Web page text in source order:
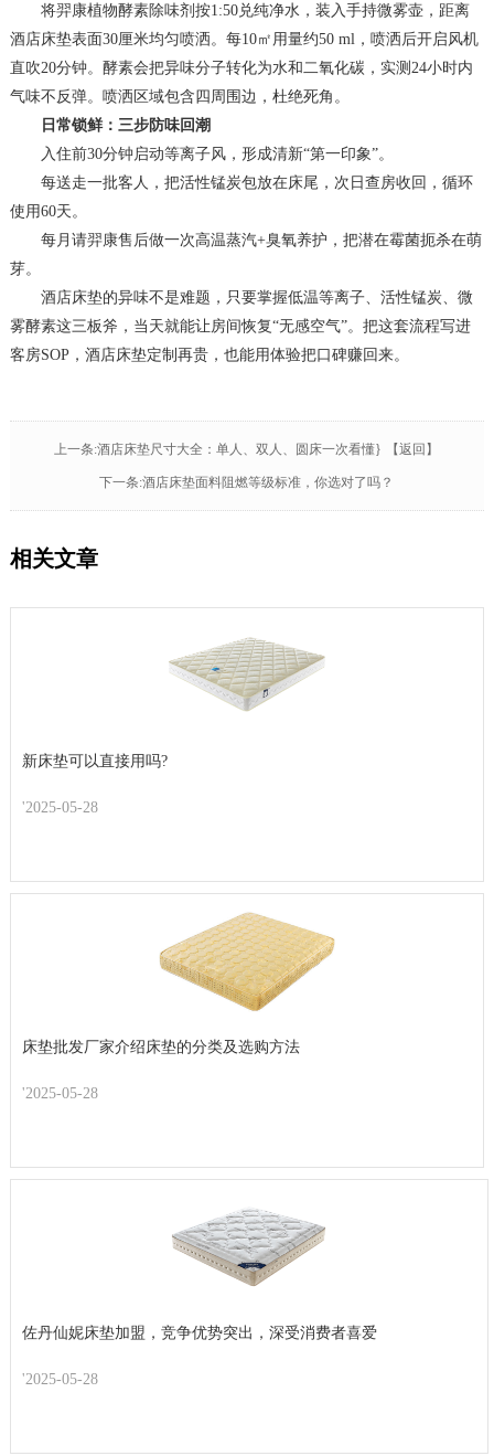
将羿康植物酵素除味剂按1:50兑纯净水，装入手持微雾壶，距离
酒店床垫表面30厘米均匀喷洒。每10㎡用量约50 ml，喷洒后开启风机
直吹20分钟。酵素会把异味分子转化为水和二氧化碳，实测24小时内
气味不反弹。喷洒区域包含四周围边，杜绝死角。
日常锁鲜：三步防味回潮
入住前30分钟启动等离子风，形成清新“第一印象”。
每送走一批客人，把活性锰炭包放在床尾，次日查房收回，循环
使用60天。
每月请羿康售后做一次高温蒸汽+臭氧养护，把潜在霉菌扼杀在萌
芽。
酒店床垫的异味不是难题，只要掌握低温等离子、活性锰炭、微
雾酵素这三板斧，当天就能让房间恢复“无感空气”。把这套流程写进
客房SOP，酒店床垫定制再贵，也能用体验把口碑赚回来。
上一条:酒店床垫尺寸大全：单人、双人、圆床一次看懂} 【返回】
下一条:酒店床垫面料阻燃等级标准，你选对了吗？
相关文章
新床垫可以直接用吗?
'2025-05-28
床垫批发厂家介绍床垫的分类及选购方法
'2025-05-28
佐丹仙妮床垫加盟，竞争优势突出，深受消费者喜爱
'2025-05-28